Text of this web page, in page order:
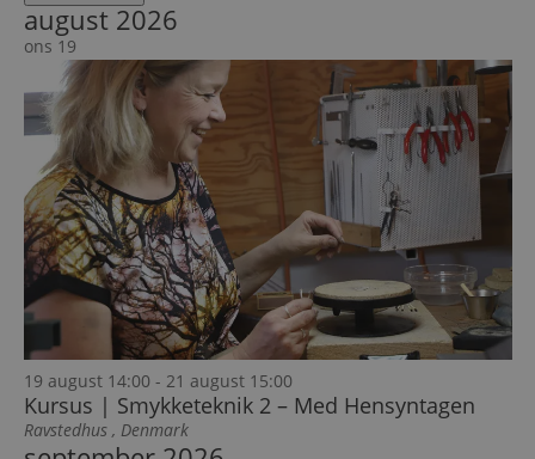
august 2026
ons 19
19 august 14:00 - 21 august 15:00
Kursus | Smykketeknik 2 – Med Hensyntagen
Ravstedhus , Denmark